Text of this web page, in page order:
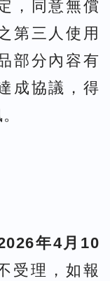
，同意無償
第三人使用
部分內容有
成協議，得
年4月10
受理，如報